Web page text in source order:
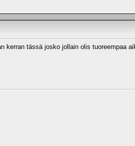
kerran tässä josko jollain olis tuoreempaa